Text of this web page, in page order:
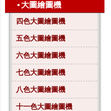
▪ 大圖繪圖機
四色大圖繪圖機
五色大圖繪圖機
六色大圖繪圖機
七色大圖繪圖機
八色大圖繪圖機
十一色大圖繪圖機